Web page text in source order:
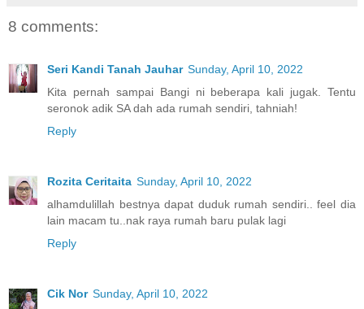
8 comments:
Seri Kandi Tanah Jauhar Sunday, April 10, 2022
Kita pernah sampai Bangi ni beberapa kali jugak. Tentu
seronok adik SA dah ada rumah sendiri, tahniah!
Reply
Rozita Ceritaita Sunday, April 10, 2022
alhamdulillah bestnya dapat duduk rumah sendiri.. feel dia
lain macam tu..nak raya rumah baru pulak lagi
Reply
Cik Nor Sunday, April 10, 2022